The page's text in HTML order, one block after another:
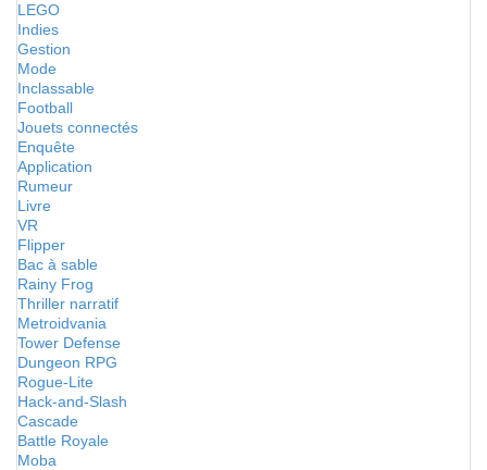
LEGO
Indies
Gestion
Mode
Inclassable
Football
Jouets connectés
Enquête
Application
Rumeur
Livre
VR
Flipper
Bac à sable
Rainy Frog
Thriller narratif
Metroidvania
Tower Defense
Dungeon RPG
Rogue-Lite
Hack-and-Slash
Cascade
Battle Royale
Moba